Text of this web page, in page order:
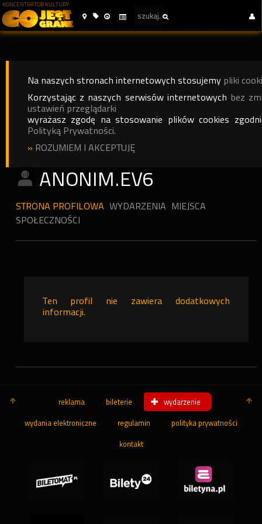
KONCENTRATOR KULTURY
Na naszych stronach internetowych stosujemy pliki
Korzystając z naszych serwisów internetowych bez
ustawień przeglądarki
wyrażasz zgodę na stosowanie plików cookies
Polityką Prywatności.
» ROZUMIEM I AKCEPTUJĘ
ANONIM.EV6
STRONA PROFILOWA WYDARZENIA MIEJSCA
SPOŁECZNOŚCI
Ten profil nie zawiera dodatkowych
informacji.
reklama bileterie wydarzenie
wydania elektroniczne regulamin polityka prywatności
kontakt